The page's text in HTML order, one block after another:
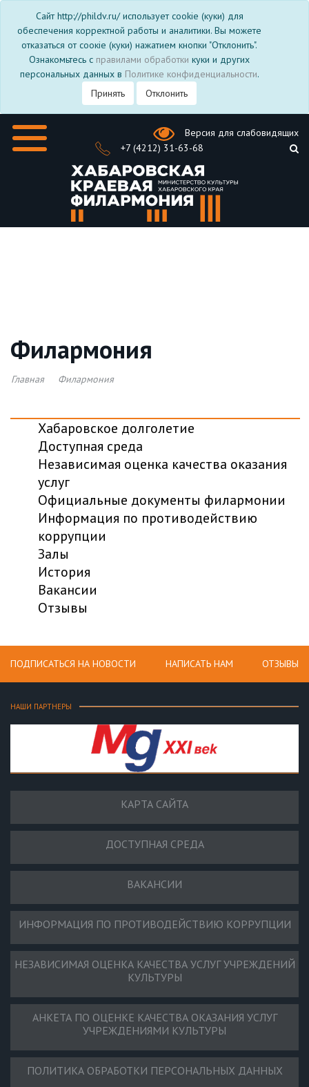
Сайт http://phildv.ru/ использует cookie (куки) для
обеспечения корректной работы и аналитики. Вы можете
отказаться от соокіе (куки) нажатием кнопки "Отклонить".
Ознакомьтесь с правилами обработки куки и других
персональных данных в Политике конфиденциальности.
Принять
Отклонить
Версия для слабовидящих
+7 (4212) 31-63-68
Филармония
Главная Филармония
Хабаровское долголетие
Доступная среда
Независимая оценка качества оказания
услуг
Официальные документы филармонии
Информация по противодействию
коррупции
Залы
История
Вакансии
Отзывы
ПОДПИСАТЬСЯ НА НОВОСТИ НАПИСАТЬ НАМ ОТЗЫВЫ
НАШИ ПАРТНЕРЫ
КАРТА САЙТА
ДОСТУПНАЯ СРЕДА
ВАКАНСИИ
ИНФОРМАЦИЯ ПО ПРОТИВОДЕЙСТВИЮ КОРРУПЦИИ
НЕЗАВИСИМАЯ ОЦЕНКА КАЧЕСТВА УСЛУГ УЧРЕЖДЕНИЙ
КУЛЬТУРЫ
АНКЕТА ПО ОЦЕНКЕ КАЧЕСТВА ОКАЗАНИЯ УСЛУГ
УЧРЕЖДЕНИЯМИ КУЛЬТУРЫ
ПОЛИТИКА ОБРАБОТКИ ПЕРСОНАЛЬНЫХ ДАННЫХ